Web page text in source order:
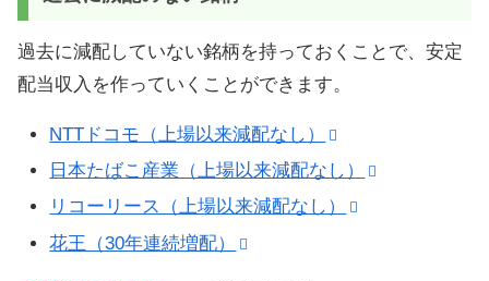
過去に減配していない銘柄を持っておくことで、安定
配当収入を作っていくことができます。
NTTドコモ（上場以来減配なし）
日本たばこ産業（上場以来減配なし）
リコーリース（上場以来減配なし）
花王（30年連続増配）